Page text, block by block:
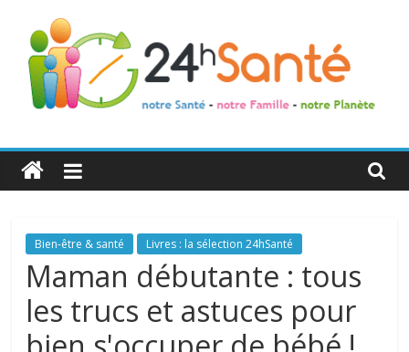
24h
Santé
La
santé
toute
Bien-être & santé Livres : la sélection 24hSanté
Maman débutante : tous
les trucs et astuces pour